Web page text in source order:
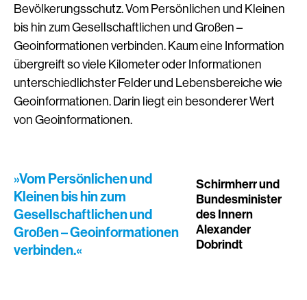
Bevölkerungsschutz. Vom Persönlichen und Kleinen
bis hin zum Gesellschaftlichen und Großen –
Geoinformationen verbinden. Kaum eine Information
übergreift so viele Kilometer oder Informationen
unterschiedlichster Felder und Lebensbereiche wie
Geoinformationen. Darin liegt ein besonderer Wert
von Geoinformationen.
»Vom Persönlichen und
Kleinen bis hin zum
Gesellschaftlichen und
Großen – Geoinformationen
verbinden.«
Schirmherr und
Bundesminister
des Innern
Alexander
Dobrindt